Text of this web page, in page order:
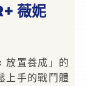
薇妮
放置養成」的
上手的戰鬥體